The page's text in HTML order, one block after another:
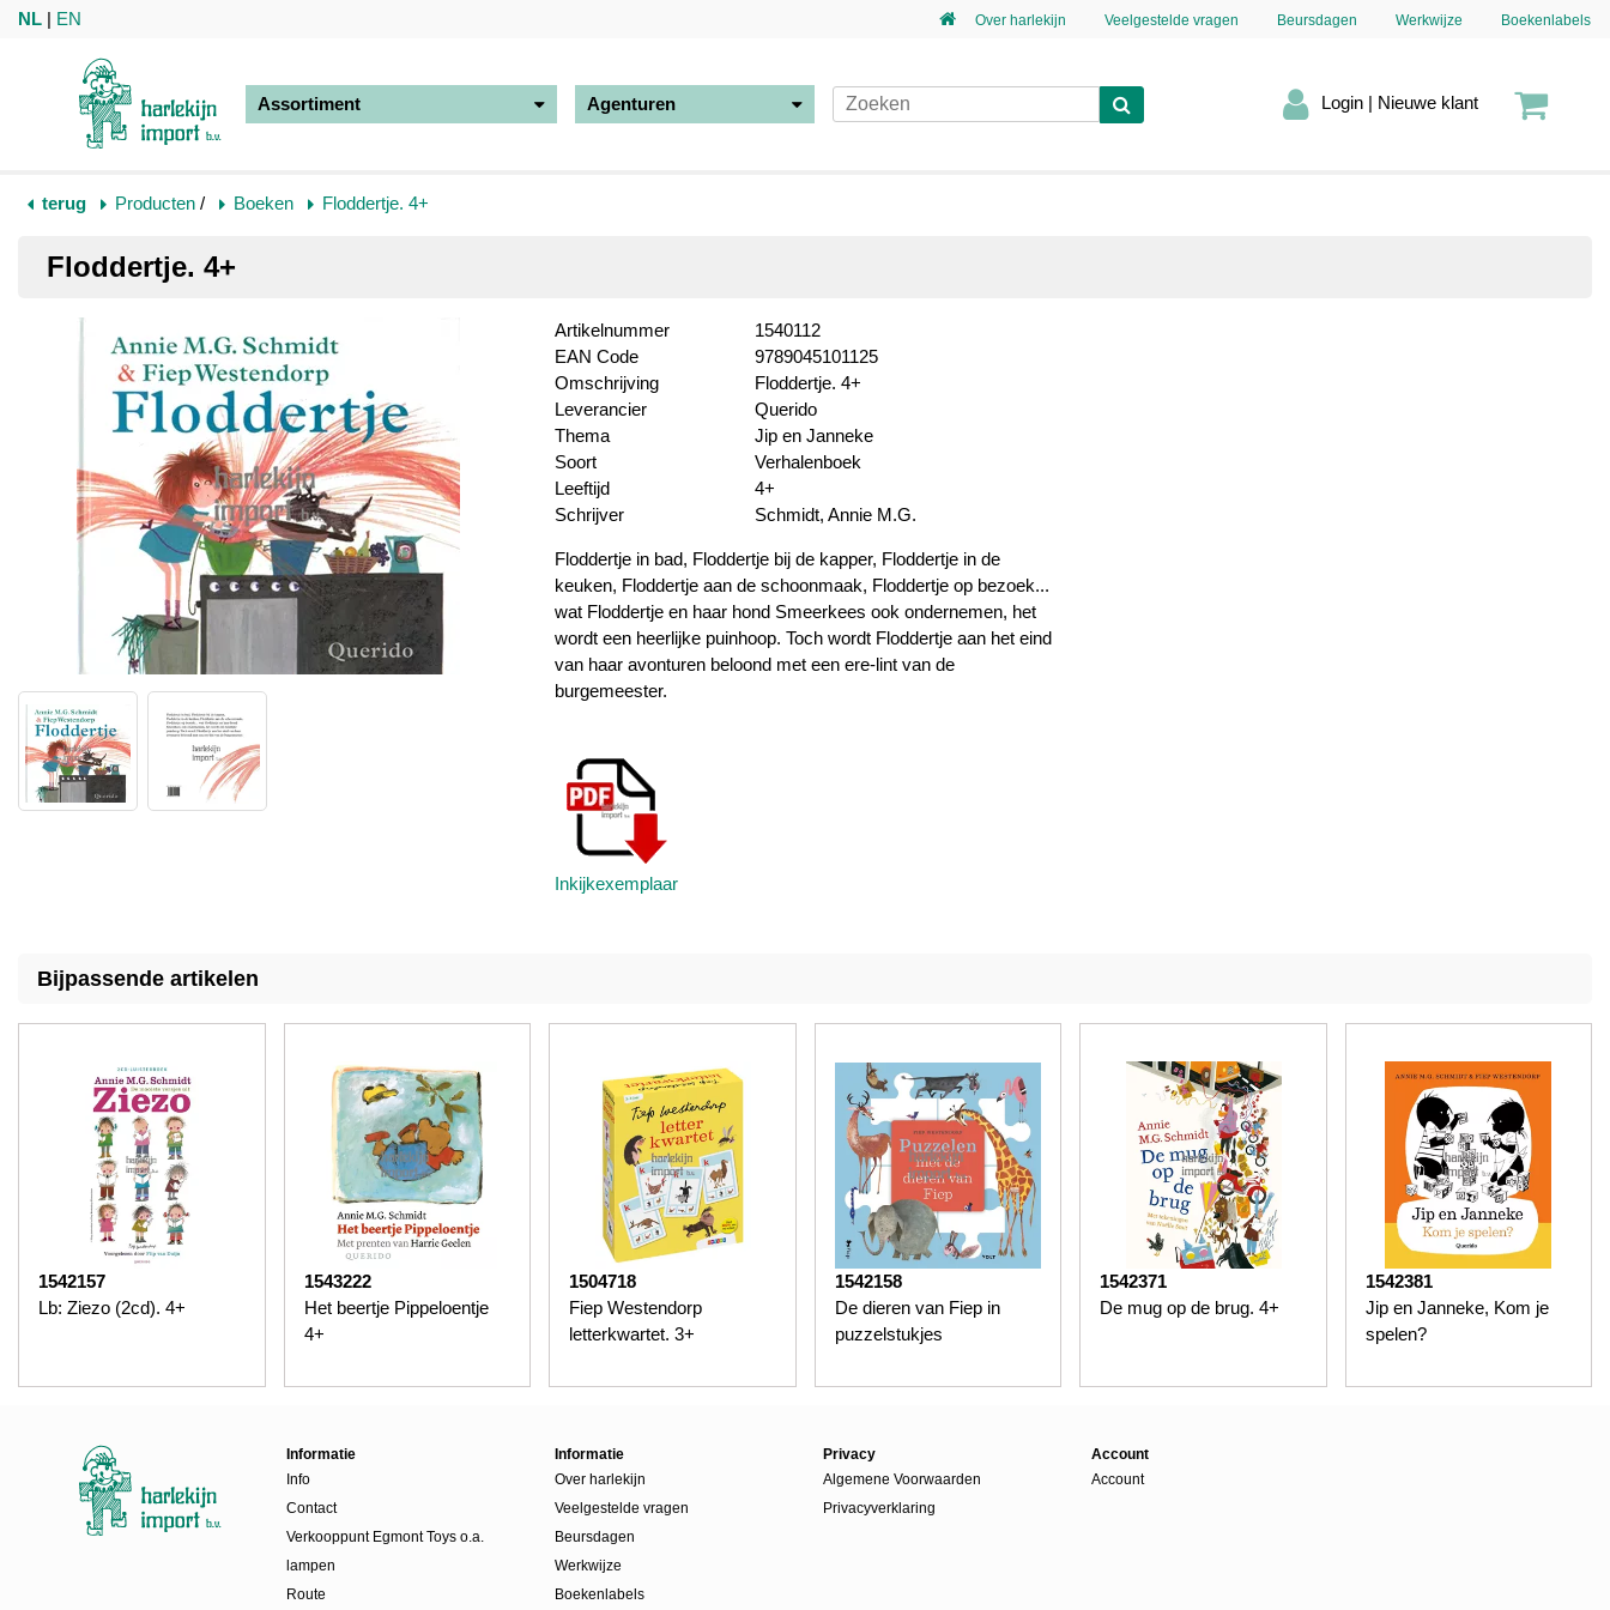
NL | EN Over harlekijn Veelgestelde vragen Beursdagen Werkwijze Boekenlabels
Assortiment Agenturen Login | Nieuwe klant
terug Producten / Boeken Floddertje. 4+
Floddertje. 4+
Artikelnummer
1540112
EAN Code
9789045101125
Omschrijving
Floddertje. 4+
Leverancier
Querido
Thema
Jip en Janneke
Soort
Verhalenboek
Leeftijd
4+
Schrijver
Schmidt, Annie M.G.
Floddertje in bad, Floddertje bij de kapper, Floddertje in de
keuken, Floddertje aan de schoonmaak, Floddertje op bezoek...
wat Floddertje en haar hond Smeerkees ook ondernemen, het
wordt een heerlijke puinhoop. Toch wordt Floddertje aan het eind
van haar avonturen beloond met een ere-lint van de
burgemeester.
Inkijkexemplaar
Bijpassende artikelen
1542157
Lb: Ziezo (2cd). 4+
1543222
Het beertje Pippeloentje
4+
1504718
Fiep Westendorp
letterkwartet. 3+
1542158
De dieren van Fiep in
puzzelstukjes
1542371
De mug op de brug. 4+
1542381
Jip en Janneke, Kom je
spelen?
Informatie
Info
Contact
Verkooppunt Egmont Toys o.a.
lampen
Route
Informatie
Over harlekijn
Veelgestelde vragen
Beursdagen
Werkwijze
Boekenlabels
Privacy
Algemene Voorwaarden
Privacyverklaring
Account
Account